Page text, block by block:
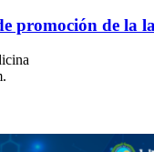
promoción de la